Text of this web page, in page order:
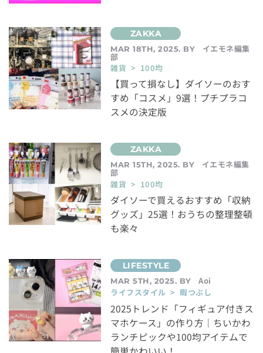
MAR 18TH, 2025. BY イエモネ編集
部
雑貨 > 100均
【買って損なし】ダイソーのおす
すめ「コスメ」9選！プチプラコ
スメの決定版
MAR 15TH, 2025. BY イエモネ編集
部
雑貨 > 100均
ダイソーで買えるおすすめ「収納
グッズ」25選！おうちの整理整頓
も楽々
MAR 5TH, 2025. BY
Aoi
ライフスタイル > 暇つぶし
2025トレンド「フィギュア付きス
マホケース」の作り方｜ちいかわ
ランチピックや100均アイテムで